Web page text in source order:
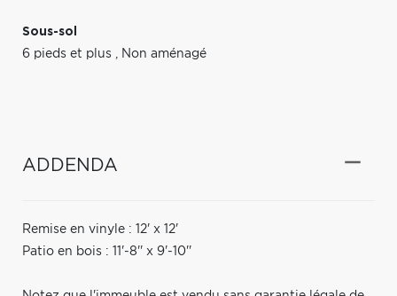
Sous-sol
6 pieds et plus , Non aménagé
ADDENDA
Remise en vinyle : 12' x 12'
Patio en bois : 11'-8'' x 9'-10''